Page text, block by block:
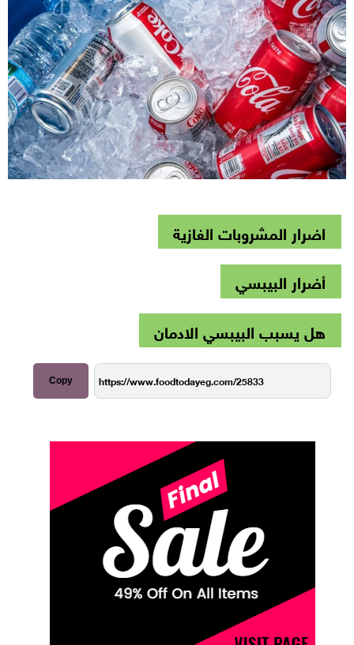
اضرار المشروبات الغازية
أضرار البيبسي
هل يسبب البيبسي الادمان
Copy